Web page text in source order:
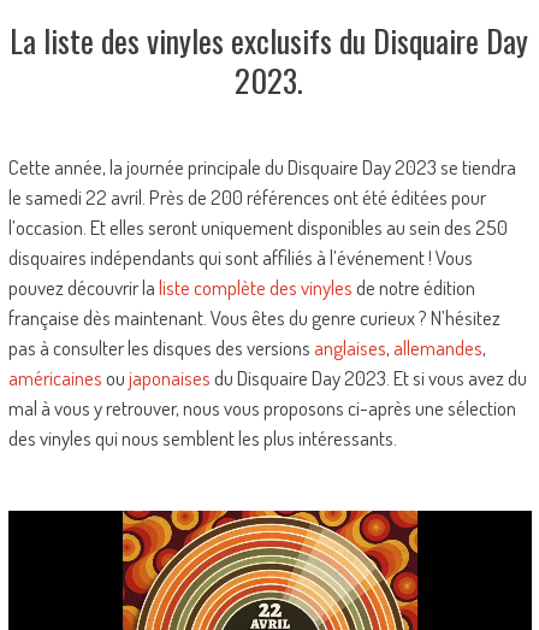
La liste des vinyles exclusifs du Disquaire Day
2023.
Cette année, la journée principale du Disquaire Day 2023 se tiendra
le samedi 22 avril. Près de 200 références ont été éditées pour
l’occasion. Et elles seront uniquement disponibles au sein des 250
disquaires indépendants qui sont affiliés à l’événement ! Vous
pouvez découvrir laliste complète des vinylesde notre édition
française dès maintenant. Vous êtes du genre curieux ? N’hésitez
pas à consulter les disques des versions anglaises, allemandes,
américainesoujaponaisesdu Disquaire Day 2023. Et si vous avez du
mal à vous y retrouver, nous vous proposons ci-après une sélection
des vinyles qui nous semblent les plus intéressants.